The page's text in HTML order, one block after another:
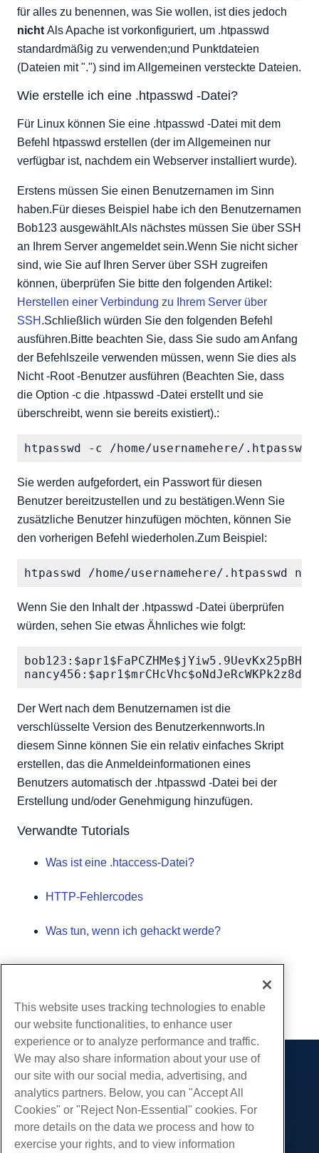
für alles zu benennen, was Sie wollen, ist dies jedoch
nicht Als Apache ist vorkonfiguriert, um .htpasswd
standardmäßig zu verwenden;und Punktdateien
(Dateien mit ".") sind im Allgemeinen versteckte Dateien.
Wie erstelle ich eine .htpasswd -Datei?
Für Linux können Sie eine .htpasswd -Datei mit dem
Befehl htpasswd erstellen (der im Allgemeinen nur
verfügbar ist, nachdem ein Webserver installiert wurde).
Erstens müssen Sie einen Benutzernamen im Sinn
haben.Für dieses Beispiel habe ich den Benutzernamen
Bob123 ausgewählt.Als nächstes müssen Sie über SSH
an Ihrem Server angemeldet sein.Wenn Sie nicht sicher
sind, wie Sie auf Ihren Server über SSH zugreifen
können, überprüfen Sie bitte den folgenden Artikel:
Herstellen einer Verbindung zu Ihrem Server über
SSH .Schließlich würden Sie den folgenden Befehl
ausführen.Bitte beachten Sie, dass Sie sudo am Anfang
der Befehlszeile verwenden müssen, wenn Sie dies als
Nicht -Root -Benutzer ausführen (Beachten Sie, dass
die Option -c die .htpasswd -Datei erstellt und sie
überschreibt, wenn sie bereits existiert).:
htpasswd -c /home/usernamehere/.htpasswd
Sie werden aufgefordert, ein Passwort für diesen
Benutzer bereitzustellen und zu bestätigen.Wenn Sie
zusätzliche Benutzer hinzufügen möchten, können Sie
den vorherigen Befehl wiederholen.Zum Beispiel:
htpasswd /home/usernamehere/.htpasswd
Wenn Sie den Inhalt der .htpasswd -Datei überprüfen
würden, sehen Sie etwas Ähnliches wie folgt:
Der Wert nach dem Benutzernamen ist die
verschlüsselte Version des Benutzerkennworts.In
diesem Sinne können Sie ein relativ einfaches Skript
erstellen, das die Anmeldeinformationen eines
Benutzers automatisch der .htpasswd -Datei bei der
Erstellung und/oder Genehmigung hinzufügen.
Verwandte Tutorials
Was ist eine .htaccess-Datei?
HTTP-Fehlercodes
Was tun, wenn ich gehackt werde?
Kopieren URL
Produkte
Web-Hosting
Business Hosting
Reseller Hosting
Dienstleistungen
Website-Migrationen
Gemeinschaft
This website uses tracking technologies to enable
our website functionalities, to enhance user
experience or to analyze performance and traffic.
We may also share information about your use of
our site with our social media, advertising, and
analytics partners. Below, you can "Accept All
Cookies" or "Reject Non-Essential" cookies. For
more details on the data we process and how to
exercise your rights, and to view information